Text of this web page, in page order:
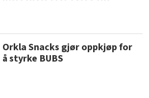
Orkla Snacks gjør oppkjøp for
å styrke BUBS